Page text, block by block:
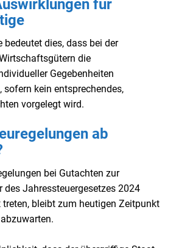
für
bedeutet dies, dass bei der
die
Gegebenheiten
kein entsprechendes,
vorgelegt wird.
ab
bei Gutachten zur
des Jahressteuergesetzes 2024
bleibt zum heutigen Zeitpunkt